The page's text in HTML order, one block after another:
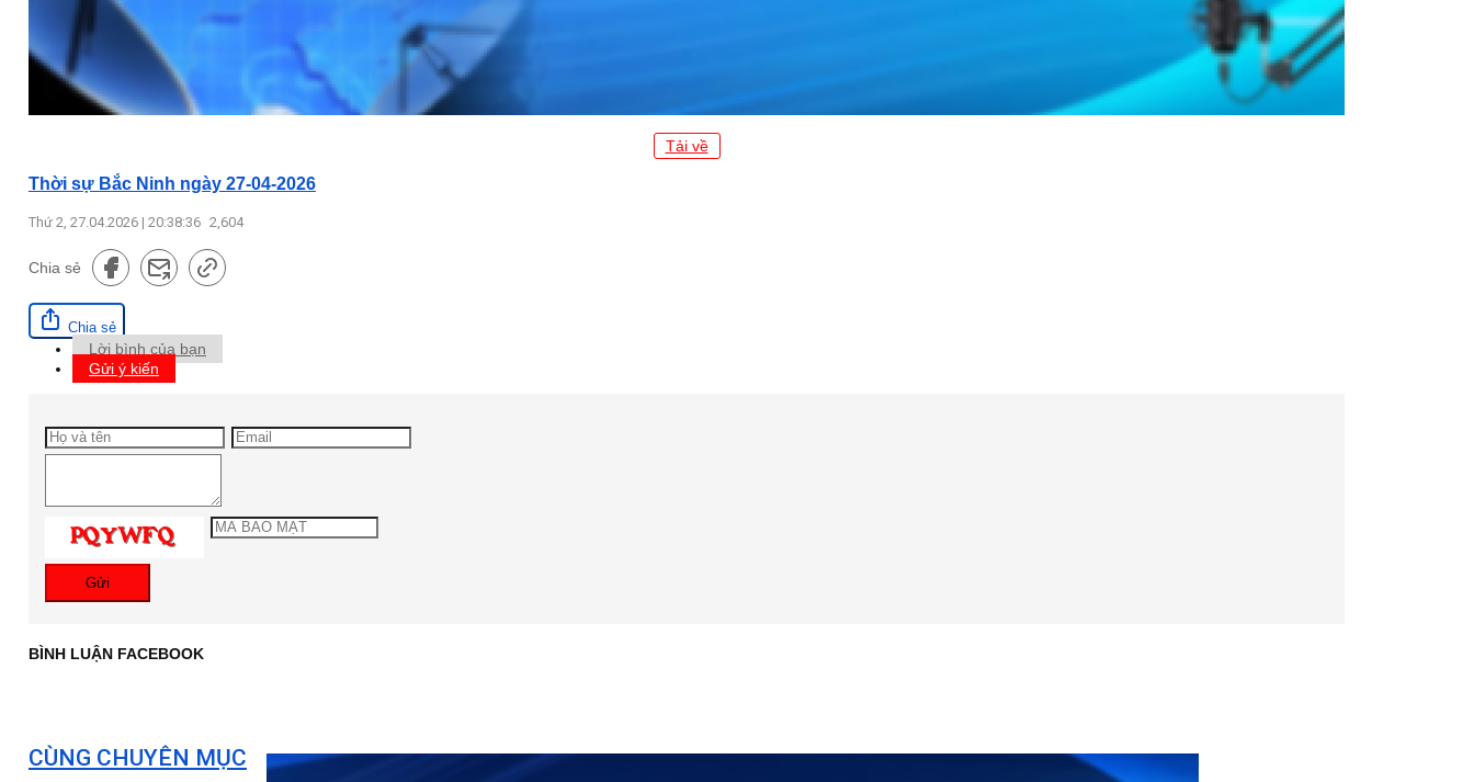
Tải về
Thời sự Bắc Ninh ngày 27-04-2026
Thứ 2, 27.04.2026 | 20:38:36 2,604
Chia sẻ
Chia sẻ
Lời bình của bạn
Gửi ý kiến
Gửi
BÌNH LUẬN FACEBOOK
CÙNG CHUYÊN MỤC